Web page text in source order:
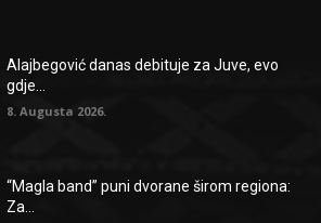
Alajbegović danas debituje za Juve, evo
gdje...
8. Augusta 2026.
“Magla band” puni dvorane širom regiona:
Za...